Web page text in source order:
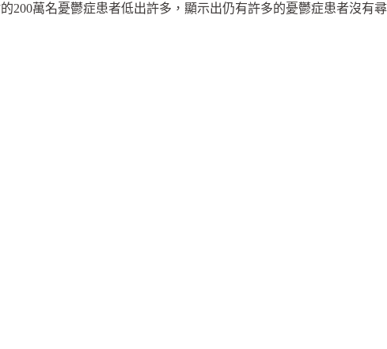
200萬名憂鬱症患者低出許多，顯示出仍有許多的憂鬱症患者沒有尋